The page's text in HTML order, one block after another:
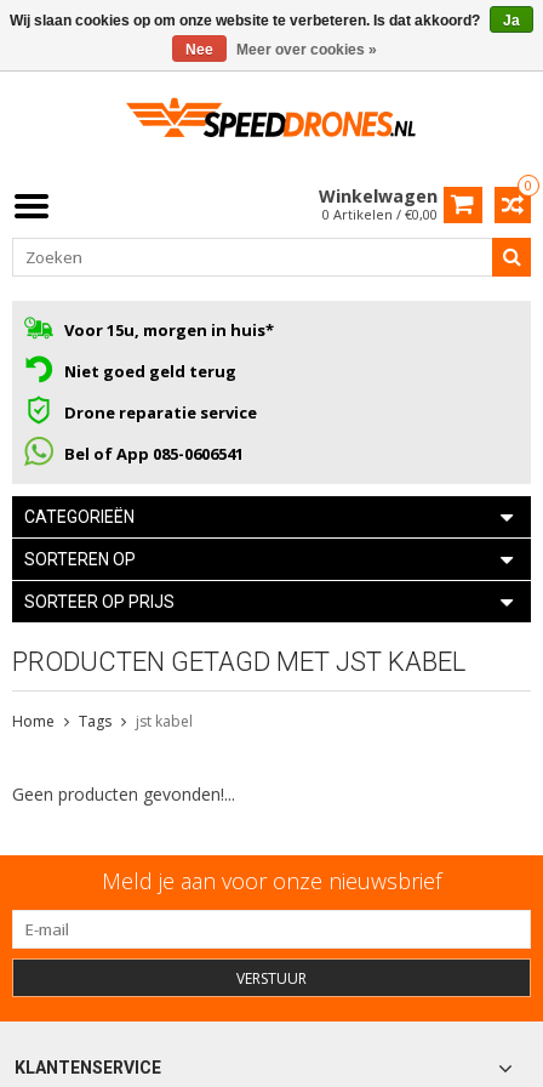
0
Winkelwagen
0 Artikelen / €0,00
Voor 15u, morgen in huis*
Niet goed geld terug
Drone reparatie service
Bel of App 085-0606541
CATEGORIEËN
SORTEREN OP
SORTEER OP PRIJS
PRODUCTEN GETAGD MET JST KABEL
Home Tags jst kabel
Geen producten gevonden!...
Meld je aan voor onze nieuwsbrief
VERSTUUR
KLANTENSERVICE
Wij slaan cookies op om onze website te verbeteren. Is dat akkoord?
Ja
Nee
Meer over cookies »